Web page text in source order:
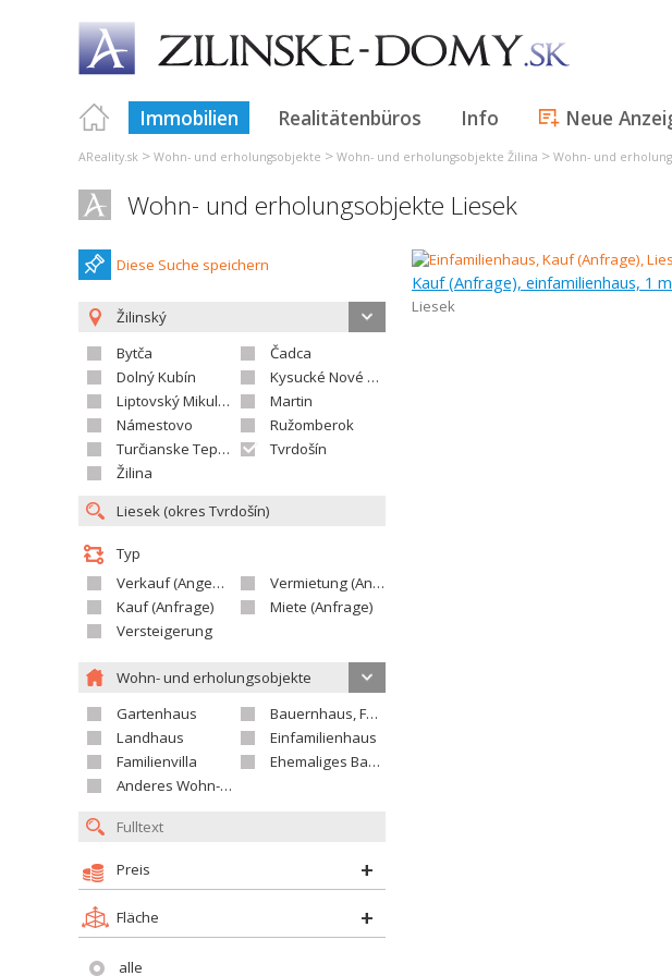
Immobilien Realitätenbüros Info Neue
AReality.sk > Wohn- und erholungsobjekte > Wohn- und erholungsobjekte Žilina > Wohn- und
Wohn- und erholungsobjekte Liesek
Diese Suche speichern
Žilinský
Bytča
Čadca
Dolný Kubín
Kysucké Nové Mesto
Liptovský Mikuláš
Martin
Námestovo
Ružomberok
Turčianske Teplice
Tvrdošín
Žilina
Typ
Verkauf (Angebot)
Vermietung (Angebot)
Kauf (Anfrage)
Miete (Anfrage)
Versteigerung
Wohn- und erholungsobjekte
Gartenhaus
Bauernhaus, Ferienhaus
Landhaus
Einfamilienhaus
Familienvilla
Ehemaliges Bauerngut
Anderes Wohn- oder Ferienobjekt
Preis
Fläche
alle
Kauf (Anfrage), einfamilienhaus, 1 m
Liesek